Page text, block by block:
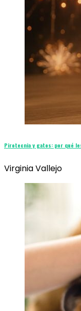
Pirotecnia y gatos: por qué
Virginia Vallejo